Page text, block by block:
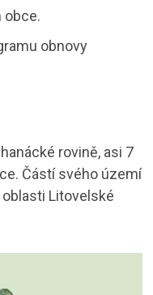
obce.
obnovy
rovině, asi 7
Částí svého území
Litovelské